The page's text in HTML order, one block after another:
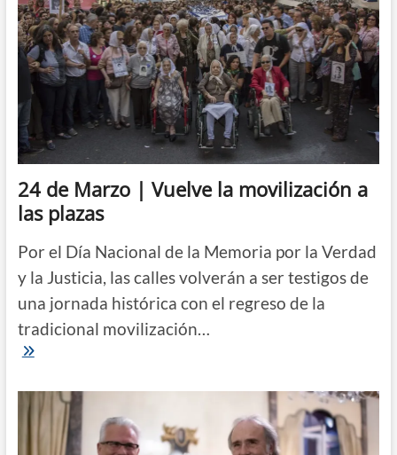
Justicia
24 de Marzo | Vuelve la movilización a
las plazas
Por el Día Nacional de la Memoria por la Verdad
y la Justicia, las calles volverán a ser testigos de
una jornada histórica con el regreso de la
tradicional movilización…
24
|
Vuelve
movilización